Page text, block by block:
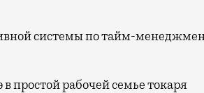
в простой рабочей семье токаря